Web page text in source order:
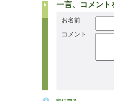
一言、コメント
お名前
コメント